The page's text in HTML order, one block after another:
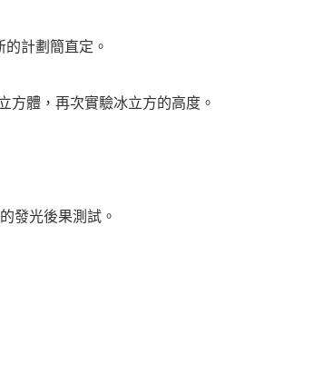
計劃簡直定。
體，再次實驗冰立方的高度。
發光後果測試。